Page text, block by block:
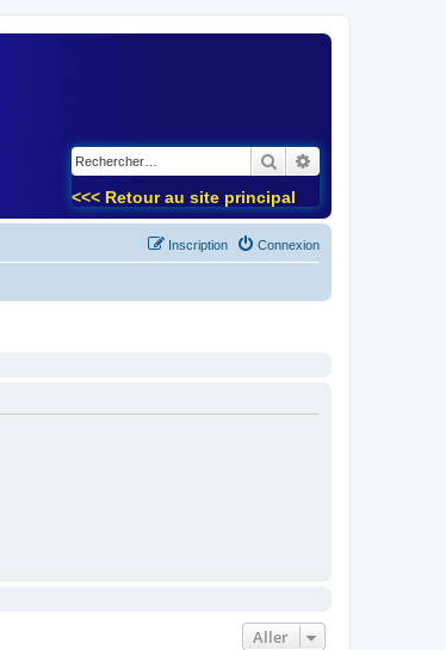
Rechercher
<<< Retour au site principal
Connexion
Inscription
Aller